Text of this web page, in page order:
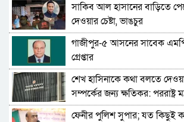
দেশব্যাপী ৫ আগস্টকে ঘিরে
জোরদার: স্বরাষ্ট্রমন্ত্রী
দিনেশ ত্রিবেদীকে হুমায়ুন কবির;
ভারতের ভূখণ্ড ব্যবহার করে
না পারেন
শেখ হাসিনার ভার্চুয়াল অনুষ্ঠান
অবস্থান জানতে চায় ঢাকা: পররাষ্ট্র
পুলিশের ৮ কর্মকর্তাকে বদলি
সাকিব আল হাসানের বাড়িতে
দেওয়ার চেষ্টা, ভাঙচুর
গাজীপুর-৫ আসনের সাবেক
গ্রেপ্তার
শেখ হাসিনাকে কথা বলতে
সম্পর্কের জন্য ক্ষতিকর: পররাষ্ট্র
ফেনীর পুলিশ সুপার; যত কিছুই